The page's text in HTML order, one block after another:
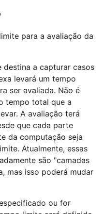
para a avaliação da
destina a capturar casos
levará um tempo
ser avaliada. Não é
tempo total que a
A avaliação terá
que cada parte
da computação seja
Atualmente, essas
são "camadas
mas isso poderá mudar
ou for